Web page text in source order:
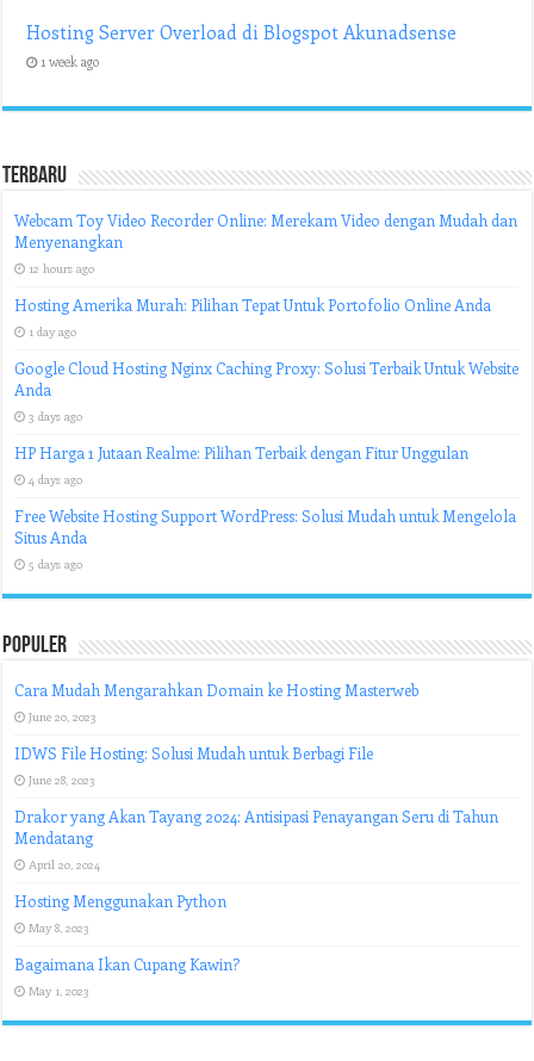
Hosting Server Overload di Blogspot Akunadsense
1 week ago
Terbaru
Webcam Toy Video Recorder Online: Merekam Video dengan Mudah dan
Menyenangkan
12 hours ago
Hosting Amerika Murah: Pilihan Tepat Untuk Portofolio Online Anda
1 day ago
Google Cloud Hosting Nginx Caching Proxy: Solusi Terbaik Untuk Website
Anda
3 days ago
HP Harga 1 Jutaan Realme: Pilihan Terbaik dengan Fitur Unggulan
4 days ago
Free Website Hosting Support WordPress: Solusi Mudah untuk Mengelola
Situs Anda
5 days ago
Populer
Cara Mudah Mengarahkan Domain ke Hosting Masterweb
June 20, 2023
IDWS File Hosting: Solusi Mudah untuk Berbagi File
June 28, 2023
Drakor yang Akan Tayang 2024: Antisipasi Penayangan Seru di Tahun
Mendatang
April 20, 2024
Hosting Menggunakan Python
May 8, 2023
Bagaimana Ikan Cupang Kawin?
May 1, 2023